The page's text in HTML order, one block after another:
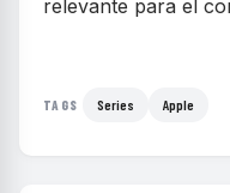
relevante para el
TAGS Series Apple